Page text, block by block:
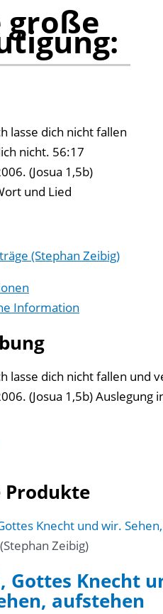
große
lasse dich nicht fallen
nicht. 56:17
(Josua 1,5b)
und Lied
(Stephan Zeibig)
Information
lasse dich nicht fallen und
(Josua 1,5b) Auslegung
Produkte
Zeibig)
Gottes Knecht
aufstehen